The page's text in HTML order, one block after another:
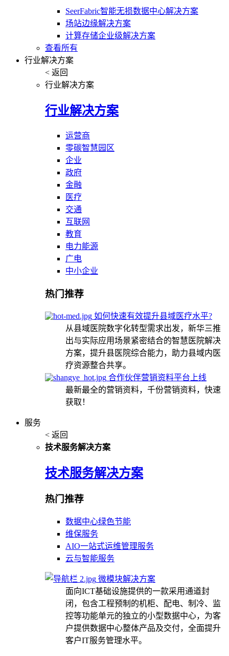
SeerFabric智能无损数据中心解决方案
场站边缘解决方案
计算存储企业级解决方案
查看所有
行业解决方案
< 返回
行业解决方案
行业解决方案
运营商
零碳智慧园区
企业
政府
金融
医疗
交通
互联网
教育
电力能源
广电
中小企业
热门推荐
如何快速有效提升县域医疗水平?
从县域医院数字化转型需求出发，新华三推
出与实际应用场景紧密结合的智慧医院解决
方案，提升县医院综合能力，助力县域内医
疗资源整合共享。
合作伙伴营销资料平台上线
最新最全的营销资料，千份营销资料，快速
获取！
服务
< 返回
技术服务解决方案
技术服务解决方案
热门推荐
数据中心绿色节能
维保服务
AIO一站式运维管理服务
云与智能服务
微模块解决方案
面向ICT基础设施提供的一款采用通道封
闭，包含工程预制的机柜、配电、制冷、监
控等功能单元的独立的小型数据中心，为客
户提供数据中心整体产品及交付，全面提升
客户IT服务管理水平。